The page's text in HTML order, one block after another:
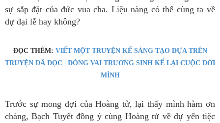
sự sắp đặt của đức vua cha. Liệu nàng có thể cùng ta về
dự đại lễ hay không?
ĐỌC THÊM: VIẾT MỘT TRUYỆN KỂ SÁNG TẠO DỰA TRÊN
TRUYỆN ĐÃ ĐỌC | ĐÓNG VAI TRƯƠNG SINH KỂ LẠI CUỘC ĐỜI
MÌNH
Trước sự mong đợi của Hoàng tử, lại thấy mình hàm ơn
chàng, Bạch Tuyết đồng ý cùng Hoàng tử về dự yến tiệc